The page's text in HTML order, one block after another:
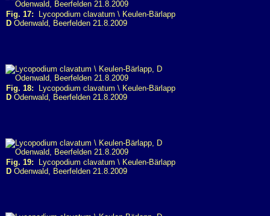
Fig. 17: Lycopodium clavatum \ Keulen-Bärlapp
D Odenwald, Beerfelden 21.8.2009
Fig. 18: Lycopodium clavatum \ Keulen-Bärlapp
D Odenwald, Beerfelden 21.8.2009
Fig. 19: Lycopodium clavatum \ Keulen-Bärlapp
D Odenwald, Beerfelden 21.8.2009